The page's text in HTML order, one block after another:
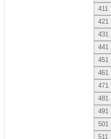
411
421
431
441
451
461
471
481
491
501
511